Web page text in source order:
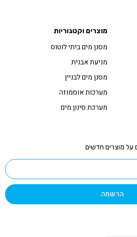
מוצרים וקטגוריות
מסנן מים ביתי לוטוס
מניעת אבנית
מסנן מים לבניין
מערכות אוסמוזה
מערכת סינון מים
על מוצרים חדשים
הרשמה